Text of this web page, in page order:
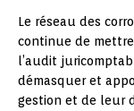
Le réseau des
continue de
l’audit
démasquer et
gestion et de leur